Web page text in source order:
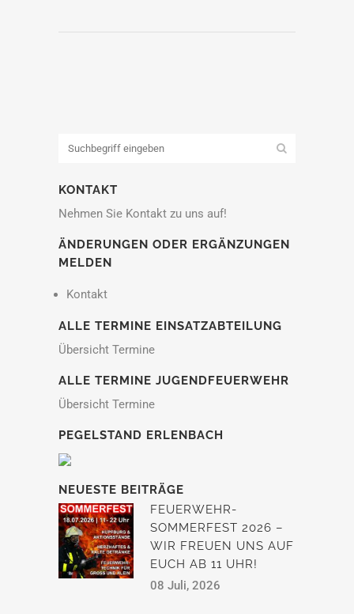
KONTAKT
Nehmen Sie Kontakt zu uns auf!
ÄNDERUNGEN ODER ERGÄNZUNGEN
MELDEN
Kontakt
ALLE TERMINE EINSATZABTEILUNG
Übersicht Termine
ALLE TERMINE JUGENDFEUERWEHR
Übersicht Termine
PEGELSTAND ERLENBACH
NEUESTE BEITRÄGE
FEUERWEHR-
SOMMERFEST 2026 –
WIR FREUEN UNS AUF
EUCH AB 11 UHR!
08 Juli, 2026